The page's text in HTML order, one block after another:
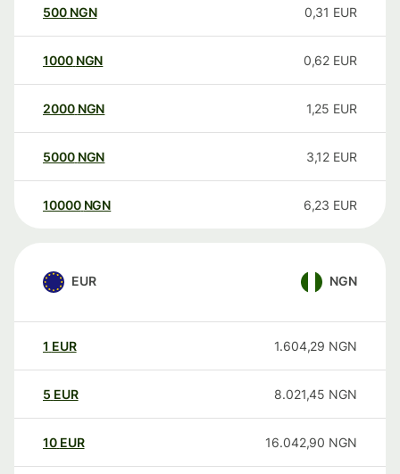
500 NGN 0,31 EUR
1000 NGN 0,62 EUR
2000 NGN 1,25 EUR
5000 NGN 3,12 EUR
10000 NGN 6,23 EUR
EUR NGN
1 EUR 1.604,29 NGN
5 EUR 8.021,45 NGN
10 EUR 16.042,90 NGN